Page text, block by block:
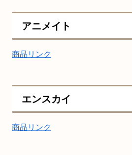
アニメイト
商品リンク
エンスカイ
商品リンク